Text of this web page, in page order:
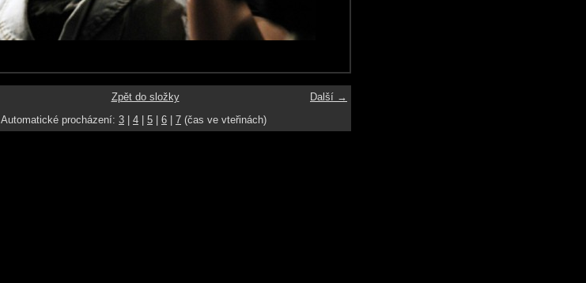
Další →
Zpět do složky
Automatické procházení: 3 4 5 6 7 (čas ve vteřinách)